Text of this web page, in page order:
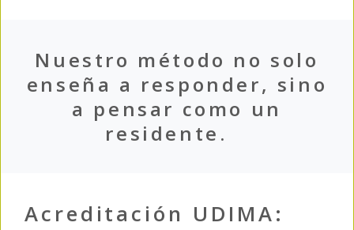
Nuestro método no solo
enseña a responder, sino
a pensar como un
residente.
Acreditación UDIMA: